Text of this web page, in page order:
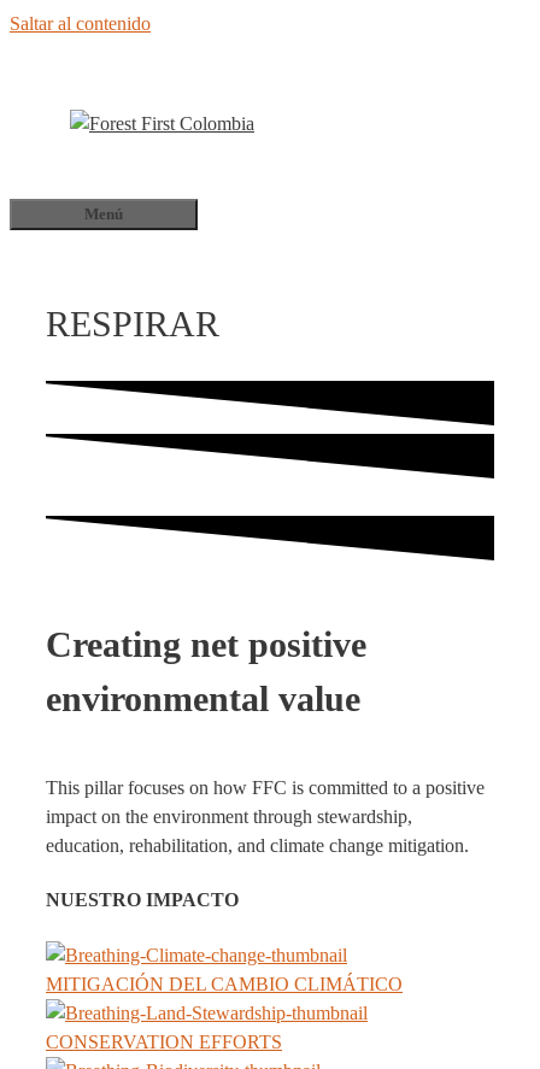
Saltar al contenido
Menú
RESPIRAR
Creating net positive
environmental value
This pillar focuses on how FFC is committed to a positive
impact on the environment through stewardship,
education, rehabilitation, and climate change mitigation.
NUESTRO IMPACTO
MITIGACIÓN DEL CAMBIO CLIMÁTICO
CONSERVATION EFFORTS